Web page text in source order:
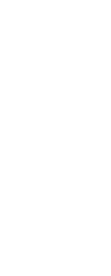
Premium Jeep Specialist
Nouveaux produits XLed